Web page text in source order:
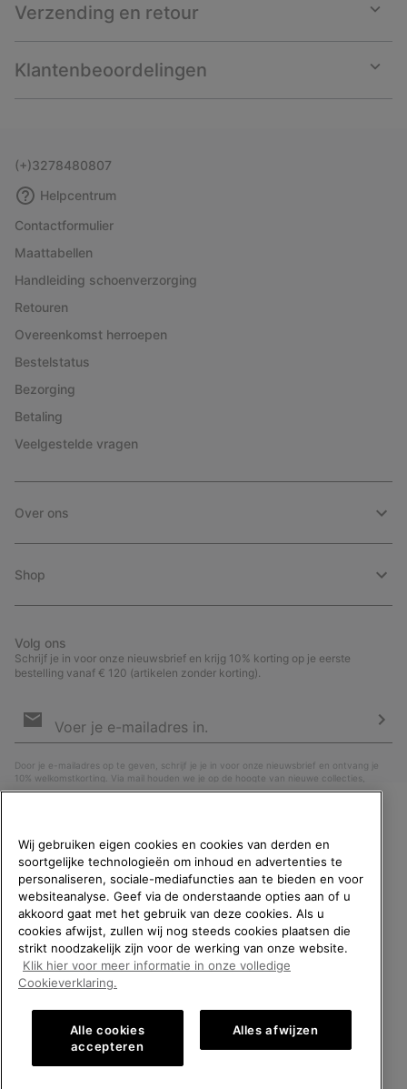
Verzending en retour
or
Klantenbeoordelingen
or
(+)3278480807
Helpcentrum
Contactformulier
Maattabellen
Handleiding schoenverzorging
Retouren
Overeenkomst herroepen
Bestelstatus
Bezorging
Betaling
Veelgestelde vragen
Over ons
Shop
Volg ons
Schrijf je in voor onze nieuwsbrief en krijg 10% korting op je eerste
bestelling vanaf € 120 (artikelen zonder korting).
voor
Door je e-mailadres op te geven, schrijf je je in voor onze nieuwsbrief en ontvang je
10% welkomstkorting. Via mail houden we je op de hoogte van nieuwe collecties,
aanbiedingen en evenementen. In onzePrivacyverklaringlees je hoe we je gegevens
België (Nederlands)
2026SOREL. All rights reserved.
Privacybeleid Gebruiksvoorwaarden Verkoopvoorwaarden
Garantie Cookies Impressum
WELKOM BIJ SOREL.
SELECTEER JE
VERZENDLOCATIE.
Online shoppen beschikbaar
United States
Online
Belgium-Français
Online
Wij gebruiken eigen cookies en cookies van derden en
soortgelijke technologieën om inhoud en advertenties te
personaliseren, sociale-mediafuncties aan te bieden en voor
websiteanalyse. Geef via de onderstaande opties aan of u
akkoord gaat met het gebruik van deze cookies. Als u
cookies afwijst, zullen wij nog steeds cookies plaatsen die
strikt noodzakelijk zijn voor de werking van onze website.
Klik hier voor meer informatie in onze volledige
Cookieverklaring.
Alle cookies
accepteren
Alles afwijzen